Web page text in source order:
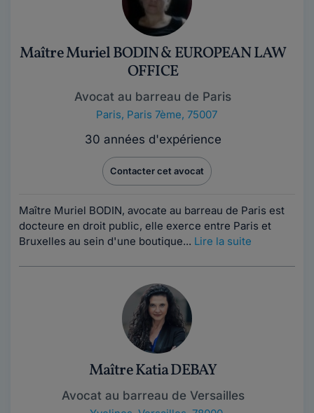
Maître Muriel BODIN & EUROPEAN LAW
OFFICE
Avocat au barreau de Paris
Paris, Paris 7ème, 75007
30 années d'expérience
Contacter cet avocat
Maître Muriel BODIN, avocate au barreau de Paris est
docteure en droit public, elle exerce entre Paris et
Bruxelles au sein d'une boutique... Lire la suite
Maître Katia DEBAY
Avocat au barreau de Versailles